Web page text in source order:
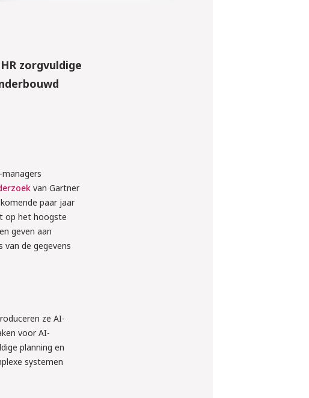
zorgvuldige
van Gartner
paar jaar
op het hoogste
geven aan
van de gegevens
ze AI-
voor AI-
planning en
systemen